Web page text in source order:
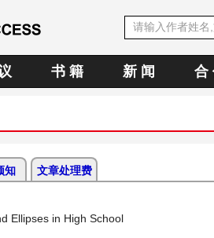
书 籍 新 闻 合
知 文章处理费
Ellipses in High School